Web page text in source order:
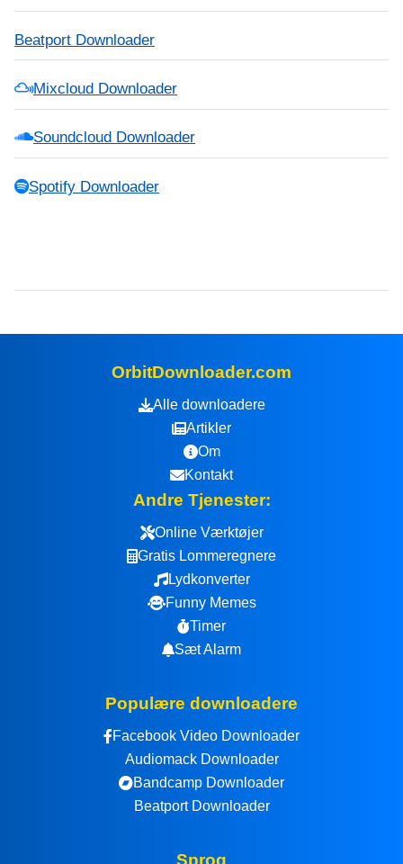
Beatport Downloader
Mixcloud Downloader
Soundcloud Downloader
Spotify Downloader
OrbitDownloader.com
Alle downloadere
Artikler
Om
Kontakt
Andre Tjenester:
Online Værktøjer
Gratis Lommeregnere
Lydkonverter
Funny Memes
Timer
Sæt Alarm
Populære downloadere
Facebook Video Downloader
Audiomack Downloader
Bandcamp Downloader
Beatport Downloader
Sprog